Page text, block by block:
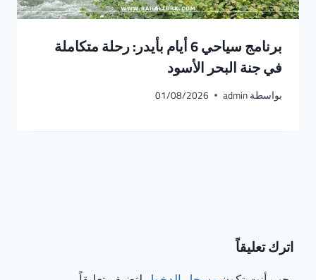
برنامج سياحي 6 أيام بأيدر: رحلة متكاملة
في جنة البحر الأسود
بواسطةadmin
01/08/2026
اترك تعليقاً